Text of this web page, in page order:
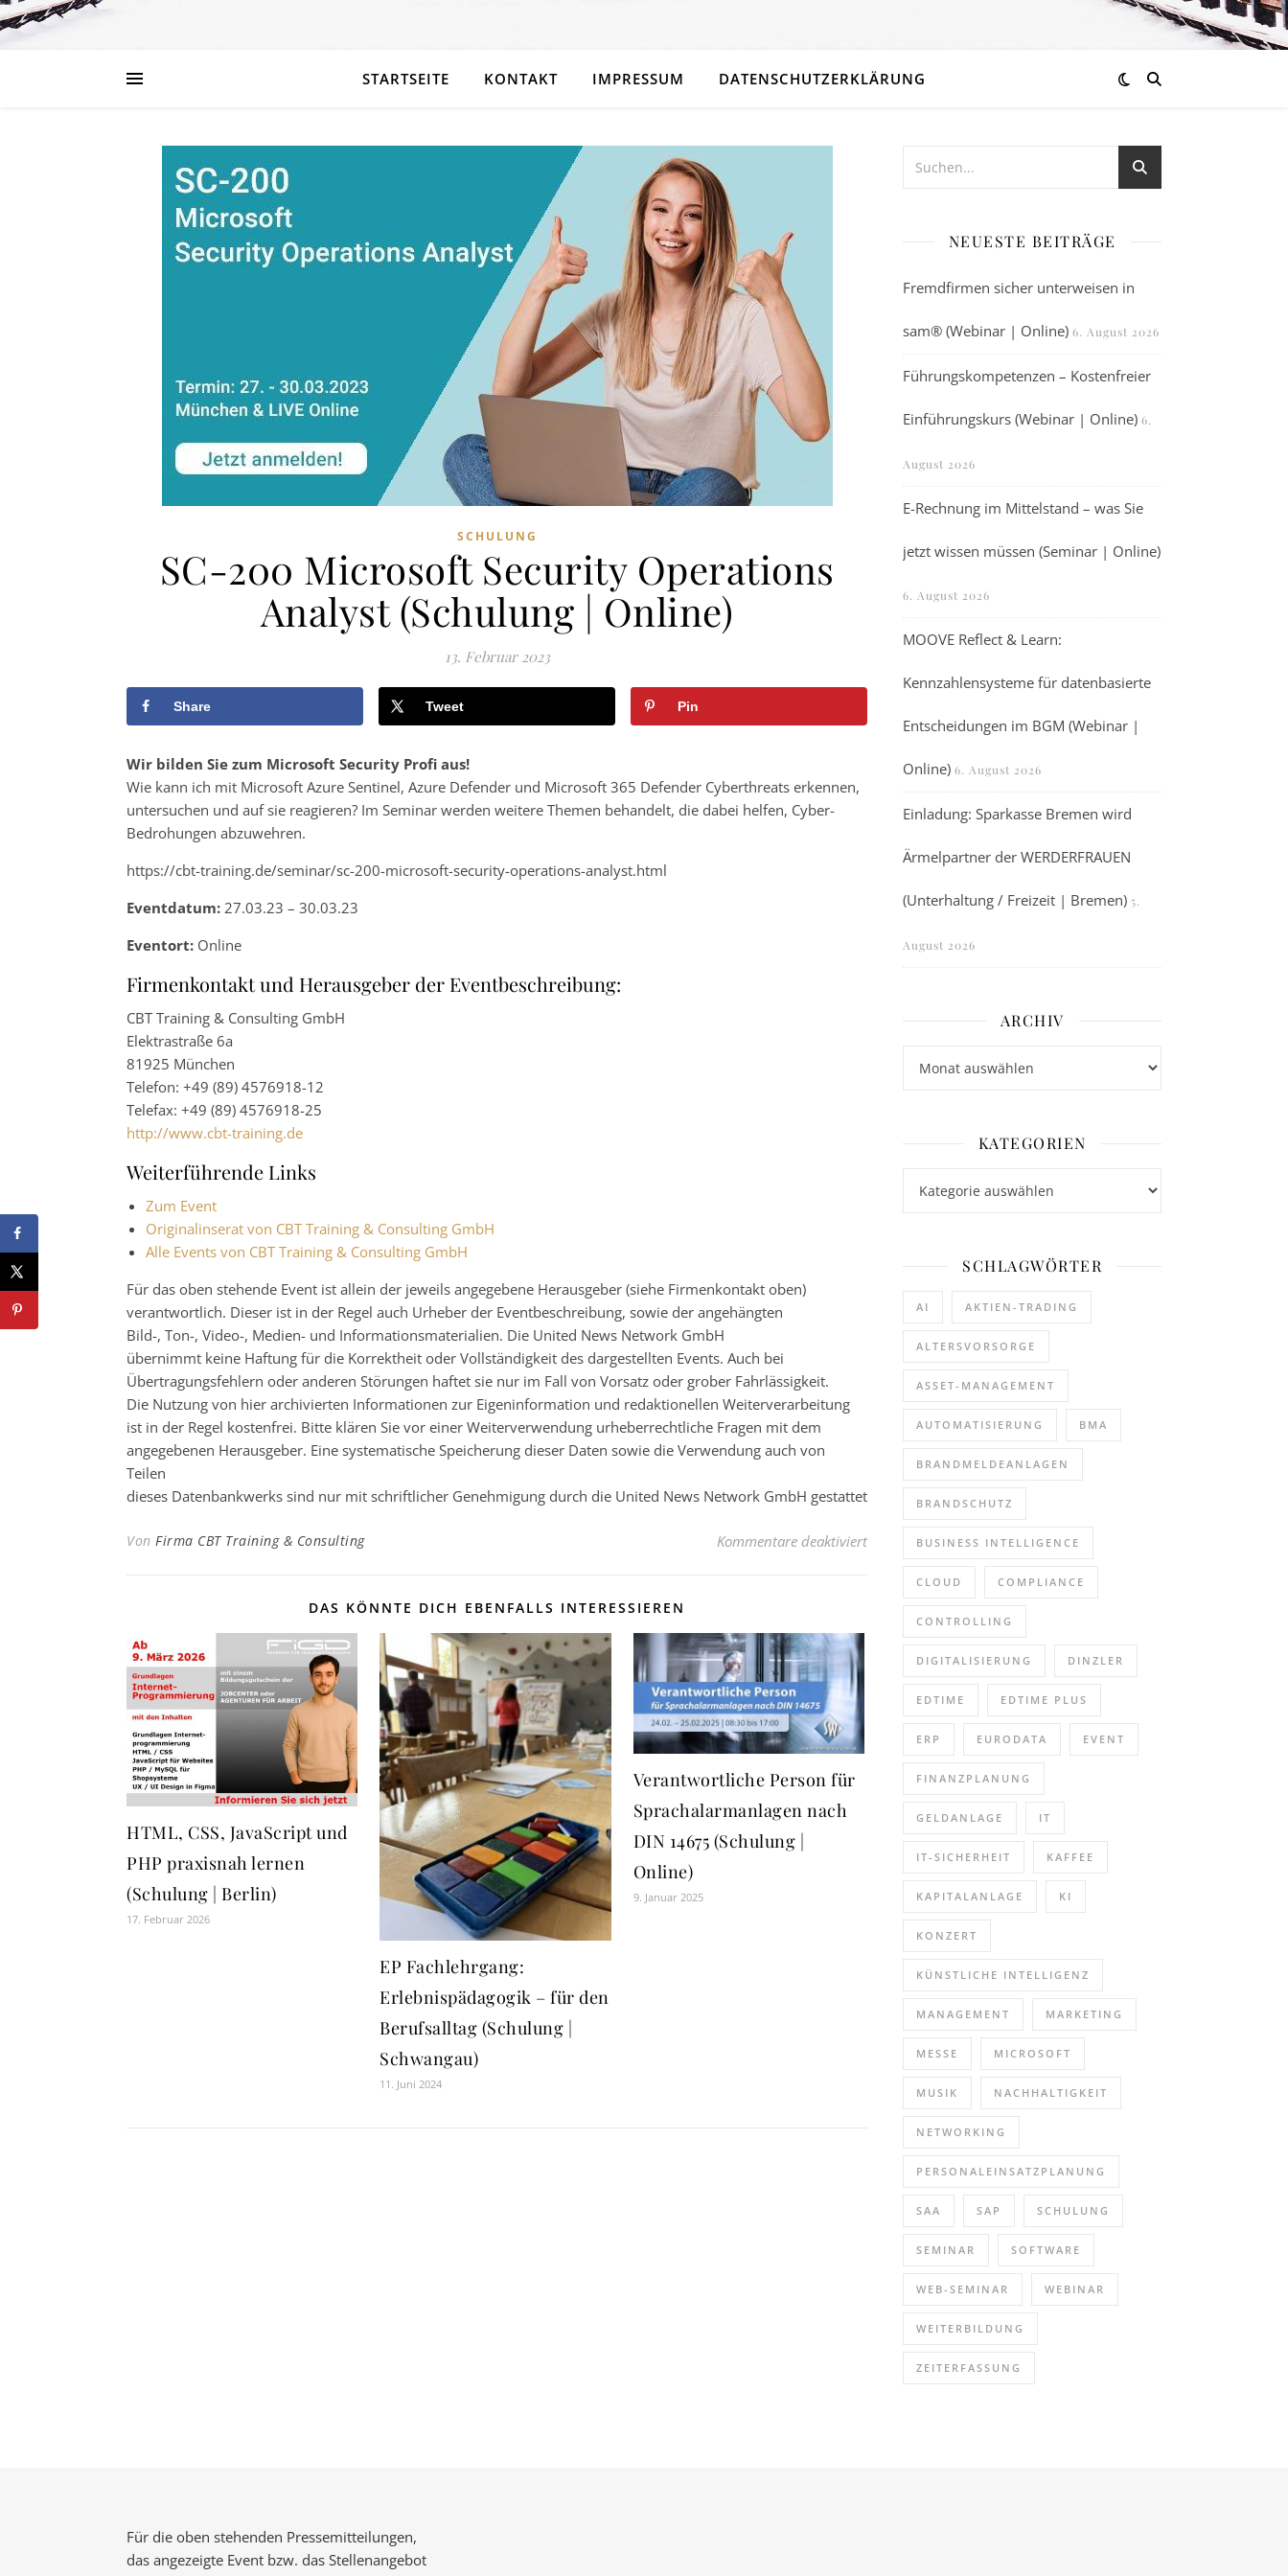
STARTSEITE KONTAKT IMPRESSUM DATENSCHUTZERKLÄRUNG
SCHULUNG
SC-200 Microsoft Security Operations
Analyst (Schulung | Online)
13. Februar 2023
Share Tweet Pin
Wir bilden Sie zum Microsoft Security Profi aus!
Wie kann ich mit Microsoft Azure Sentinel, Azure Defender und Microsoft 365 Defender Cyberthreats erkennen,
untersuchen und auf sie reagieren? Im Seminar werden weitere Themen behandelt, die dabei helfen, Cyber-
Bedrohungen abzuwehren.
https://cbt-training.de/seminar/sc-200-microsoft-security-operations-analyst.html
Eventdatum: 27.03.23 – 30.03.23
Eventort: Online
Firmenkontakt und Herausgeber der Eventbeschreibung:
CBT Training & Consulting GmbH
Elektrastraße 6a
81925 München
Telefon: +49 (89) 4576918-12
Telefax: +49 (89) 4576918-25
http://www.cbt-training.de
Weiterführende Links
Zum Event
Originalinserat von CBT Training & Consulting GmbH
Alle Events von CBT Training & Consulting GmbH
Für das oben stehende Event ist allein der jeweils angegebene Herausgeber (siehe Firmenkontakt oben)
verantwortlich. Dieser ist in der Regel auch Urheber der Eventbeschreibung, sowie der angehängten
Bild-, Ton-, Video-, Medien- und Informationsmaterialien. Die United News Network GmbH
übernimmt keine Haftung für die Korrektheit oder Vollständigkeit des dargestellten Events. Auch bei
Übertragungsfehlern oder anderen Störungen haftet sie nur im Fall von Vorsatz oder grober Fahrlässigkeit.
Die Nutzung von hier archivierten Informationen zur Eigeninformation und redaktionellen Weiterverarbeitung
ist in der Regel kostenfrei. Bitte klären Sie vor einer Weiterverwendung urheberrechtliche Fragen mit dem
angegebenen Herausgeber. Eine systematische Speicherung dieser Daten sowie die Verwendung auch von
Teilen
dieses Datenbankwerks sind nur mit schriftlicher Genehmigung durch die United News Network GmbH gestattet
Von Firma CBT Training & Consulting Kommentare deaktiviertfür SC-200 Microsoft Security Operations Analyst (Schulung |
DAS KÖNNTE DICH EBENFALLS INTERESSIEREN
HTML, CSS, JavaScript und
PHP praxisnah lernen
(Schulung | Berlin)
17. Februar 2026
EP Fachlehrgang:
Erlebnispädagogik – für den
Berufsalltag (Schulung |
Schwangau)
11. Juni 2024
Verantwortliche Person für
Sprachalarmanlagen nach
DIN 14675 (Schulung |
Online)
9. Januar 2025
NEUESTE BEITRÄGE
Fremdfirmen sicher unterweisen in
sam® (Webinar | Online) 6. August 2026
Führungskompetenzen – Kostenfreier
Einführungskurs (Webinar | Online) 6.
August 2026
E-Rechnung im Mittelstand – was Sie
jetzt wissen müssen (Seminar | Online)
6. August 2026
MOOVE Reflect & Learn:
Kennzahlensysteme für datenbasierte
Entscheidungen im BGM (Webinar |
Online) 6. August 2026
Einladung: Sparkasse Bremen wird
Ärmelpartner der WERDERFRAUEN
(Unterhaltung / Freizeit | Bremen) 5.
August 2026
ARCHIV
KATEGORIEN
SCHLAGWÖRTER
AI AKTIEN-TRADING
ALTERSVORSORGE
ASSET-MANAGEMENT
AUTOMATISIERUNG BMA
BRANDMELDEANLAGEN
BRANDSCHUTZ
BUSINESS INTELLIGENCE
CLOUD COMPLIANCE
CONTROLLING
DIGITALISIERUNG DINZLER
EDTIME EDTIME PLUS
ERP EURODATA EVENT
FINANZPLANUNG
GELDANLAGE IT
IT-SICHERHEIT KAFFEE
KAPITALANLAGE KI
KONZERT
KÜNSTLICHE INTELLIGENZ
MANAGEMENT MARKETING
MESSE MICROSOFT
MUSIK NACHHALTIGKEIT
NETWORKING
PERSONALEINSATZPLANUNG
SAA SAP SCHULUNG
SEMINAR SOFTWARE
WEB-SEMINAR WEBINAR
WEITERBILDUNG
ZEITERFASSUNG
Für die oben stehenden Pressemitteilungen,
das angezeigte Event bzw. das Stellenangebot